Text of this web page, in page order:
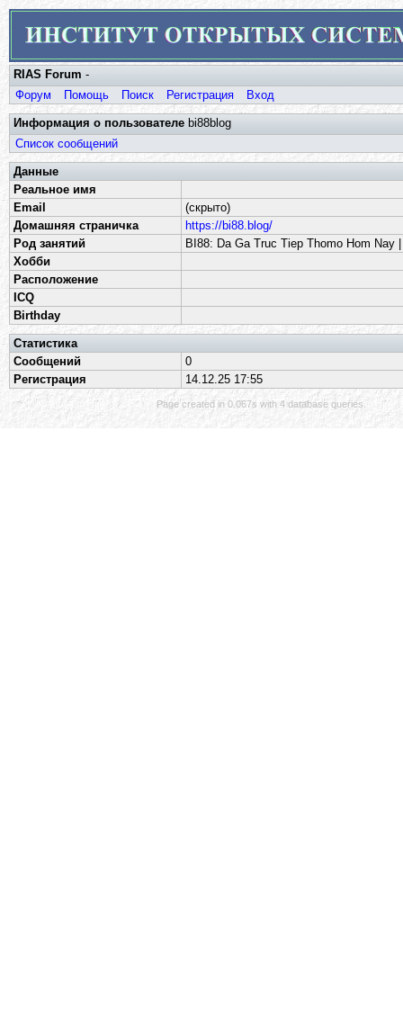
RIAS Forum -
Форум
Помощь Поиск Регистрация Вход
Информация о пользователе bi88blog
Список сообщений
Данные
Реальное имя
Email
(скрыто)
Домашняя страничка
https://bi88.blog/
Род занятий
BI88: Da Ga Truc Tiep Thomo Hom Nay
Хобби
Расположение
ICQ
Birthday
Статистика
Сообщений
0
Регистрация
14.12.25 17:55
Page created in 0.067s with 4 database queries.